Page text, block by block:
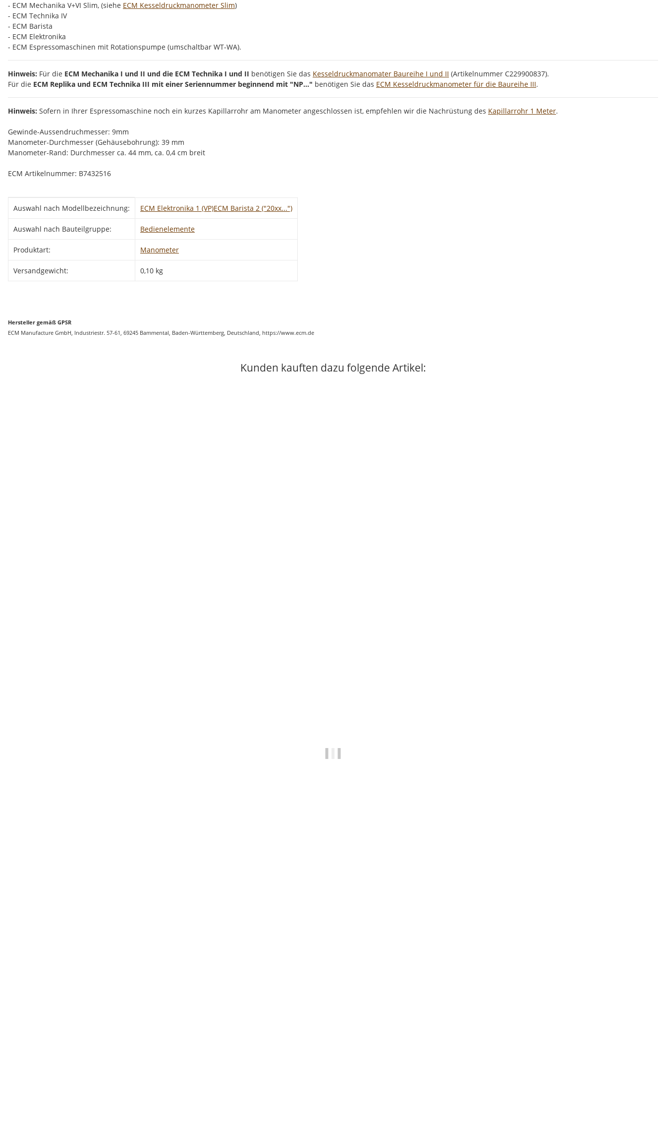
- ECM Mechanika V+VI Slim, (siehe ECM Kesseldruckmanometer Slim)
- ECM Technika IV
- ECM Barista
- ECM Elektronika
- ECM Espressomaschinen mit Rotationspumpe (umschaltbar WT-WA).
Hinweis: Für die ECM Mechanika I und II und die ECM Technika I und II benötigen Sie das Kesseldruckmanomater Baureihe I und II (Artikelnummer C229900837).
Für die ECM Replika und ECM Technika III mit einer Seriennummer beginnend mit "NP..." benötigen Sie das ECM Kesseldruckmanometer für die Baureihe III.
Hinweis: Sofern in Ihrer Espressomaschine noch ein kurzes Kapillarrohr am Manometer angeschlossen ist, empfehlen wir die Nachrüstung des Kapillarrohr 1 Meter.
Gewinde-Aussendruchmesser: 9mm
Manometer-Durchmesser (Gehäusebohrung): 39 mm
Manometer-Rand: Durchmesser ca. 44 mm, ca. 0,4 cm breit
ECM Artikelnummer: B7432516
Auswahl nach Modellbezeichnung: ECM Elektronika 1 (VP)ECM Barista 2 ("20xx...")
Auswahl nach Bauteilgruppe: Bedienelemente
Produktart: Manometer
Versandgewicht: 0,10 kg
Hersteller gemäß GPSR
ECM Manufacture GmbH, Industriestr. 57-61, 69245 Bammental, Baden-Württemberg, Deutschland, https://www.ecm.de
Kunden kauften dazu folgende Artikel: